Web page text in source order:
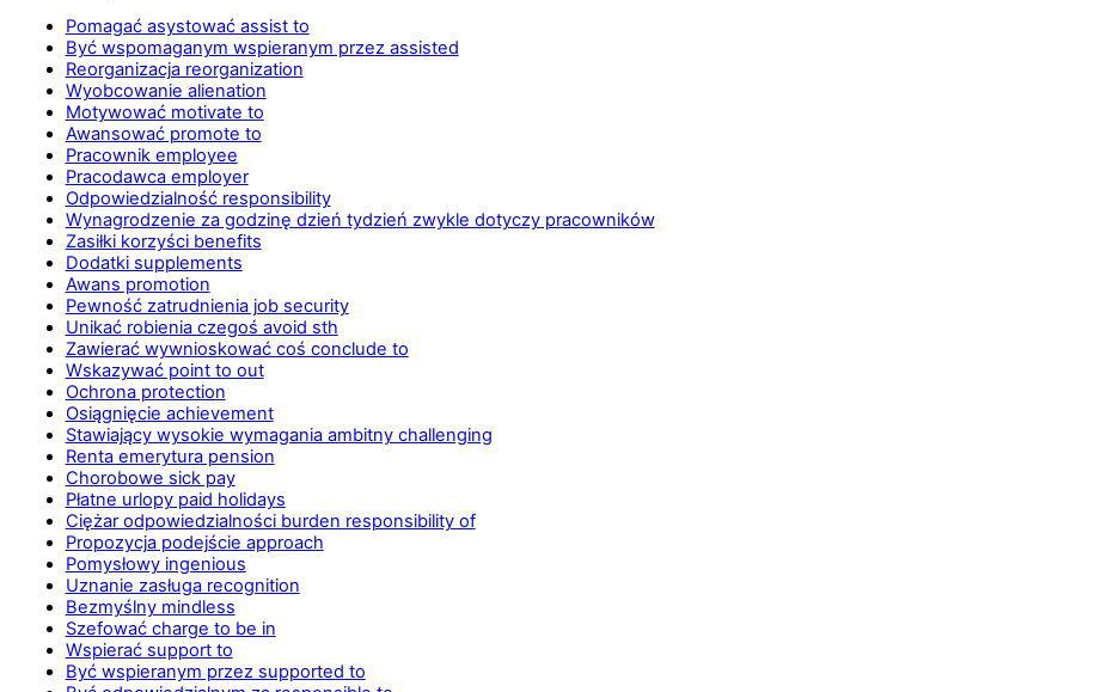
Pomagać asystować assist to
Być wspomaganym wspieranym przez assisted
Reorganizacja reorganization
Wyobcowanie alienation
Motywować motivate to
Awansować promote to
Pracownik employee
Pracodawca employer
Odpowiedzialność responsibility
Wynagrodzenie za godzinę dzień tydzień zwykle dotyczy pracowników
Zasiłki korzyści benefits
Dodatki supplements
Awans promotion
Pewność zatrudnienia job security
Unikać robienia czegoś avoid sth
Zawierać wywnioskować coś conclude to
Wskazywać point to out
Ochrona protection
Osiągnięcie achievement
Stawiający wysokie wymagania ambitny challenging
Renta emerytura pension
Chorobowe sick pay
Płatne urlopy paid holidays
Ciężar odpowiedzialności burden responsibility of
Propozycja podejście approach
Pomysłowy ingenious
Uznanie zasługa recognition
Bezmyślny mindless
Szefować charge to be in
Wspierać support to
Być wspieranym przez supported to